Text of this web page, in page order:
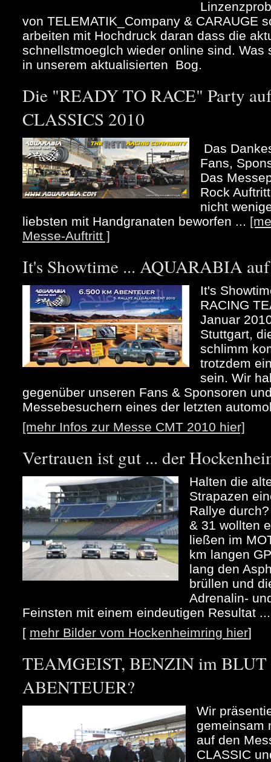
von TELEMATIK_Company & CARAUGE
arbeiten mit Hochdruck daran dass die
schnellstmoeglch wieder online sind. Was
in unserem aktualisierten Bog.
Die "READY TO RACE" Party
CLASSICS 2010
Das
Fans,
Das
Rock
nicht
liebsten mit Handgranaten beworfen ...
Messe-Auftritt ]
It's Showtime ... AQUARABIA
It's
RACING
Januar
Stuttgart,
schlimm
trotzdem
sein. Wir
gegenüber unseren Fans & Sponsoren
Messebesuchern eines der letzten
[mehr Infos zur Messe CMT 2010 hier]
Vertrauen ist gut ... der
Halten die
Strapazen
Rallye
& 31 wollten
ließen im
km langen
lang den
brüllen und
Adrenalin-
Feinsten mit einem eindeutigen Resultat ...
[ mehr Bilder vom Hockenheimring hier]
TEAMGEIST, BENZIN im BLUT
ABENTEUER?
Wir
gemeinsam
auf den
CLASSIC